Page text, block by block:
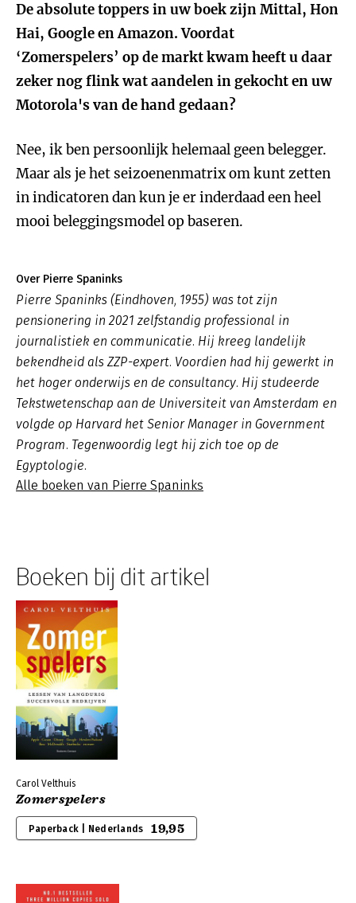
De absolute toppers in uw boek zijn Mittal, Hon
Hai, Google en Amazon. Voordat
‘Zomerspelers’ op de markt kwam heeft u daar
zeker nog flink wat aandelen in gekocht en uw
Motorola's van de hand gedaan?
Nee, ik ben persoonlijk helemaal geen belegger.
Maar als je het seizoenenmatrix om kunt zetten
in indicatoren dan kun je er inderdaad een heel
mooi beleggingsmodel op baseren.
Over Pierre Spaninks
Pierre Spaninks (Eindhoven, 1955) was tot zijn
pensionering in 2021 zelfstandig professional in
journalistiek en communicatie. Hij kreeg landelijk
bekendheid als ZZP-expert. Voordien had hij gewerkt in
het hoger onderwijs en de consultancy. Hij studeerde
Tekstwetenschap aan de Universiteit van Amsterdam en
volgde op Harvard het Senior Manager in Government
Program. Tegenwoordig legt hij zich toe op de
Egyptologie.
Alle boeken van Pierre Spaninks
Boeken bij dit artikel
Carol Velthuis
Zomerspelers
Paperback | Nederlands 19,95